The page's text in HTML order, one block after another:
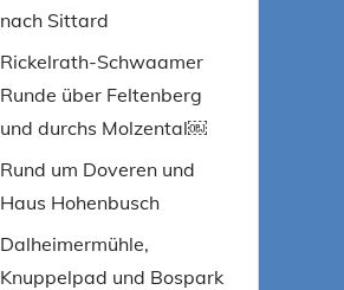
nach Sittard
Rickelrath-Schwaamer
Runde über Feltenberg
und durchs Molzental￼
Rund um Doveren und
Haus Hohenbusch
Dalheimermühle,
Knuppelpad und Bospark